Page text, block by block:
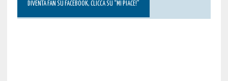
DIVENTA FAN SU FACEBOOK, CLICCA SU “MI PIACE!”